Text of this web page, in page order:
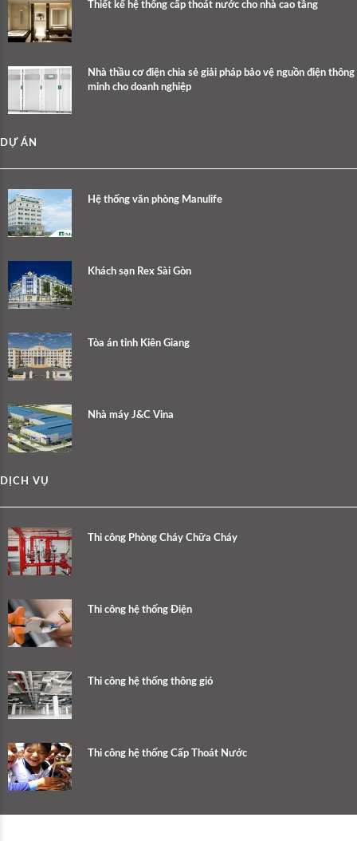
Thiết kế hệ thống cấp thoát nước cho nhà cao tầng
Nhà thầu cơ điện chia sẻ giải pháp bảo vệ nguồn điện thông
minh cho doanh nghiệp
DỰ ÁN
Hệ thống văn phòng Manulife
Khách sạn Rex Sài Gòn
Tòa án tỉnh Kiên Giang
Nhà máy J&C Vina
DỊCH VỤ
Thi công Phòng Cháy Chữa Cháy
Thi công hệ thống Điện
Thi công hệ thống thông gió
Thi công hệ thống Cấp Thoát Nước